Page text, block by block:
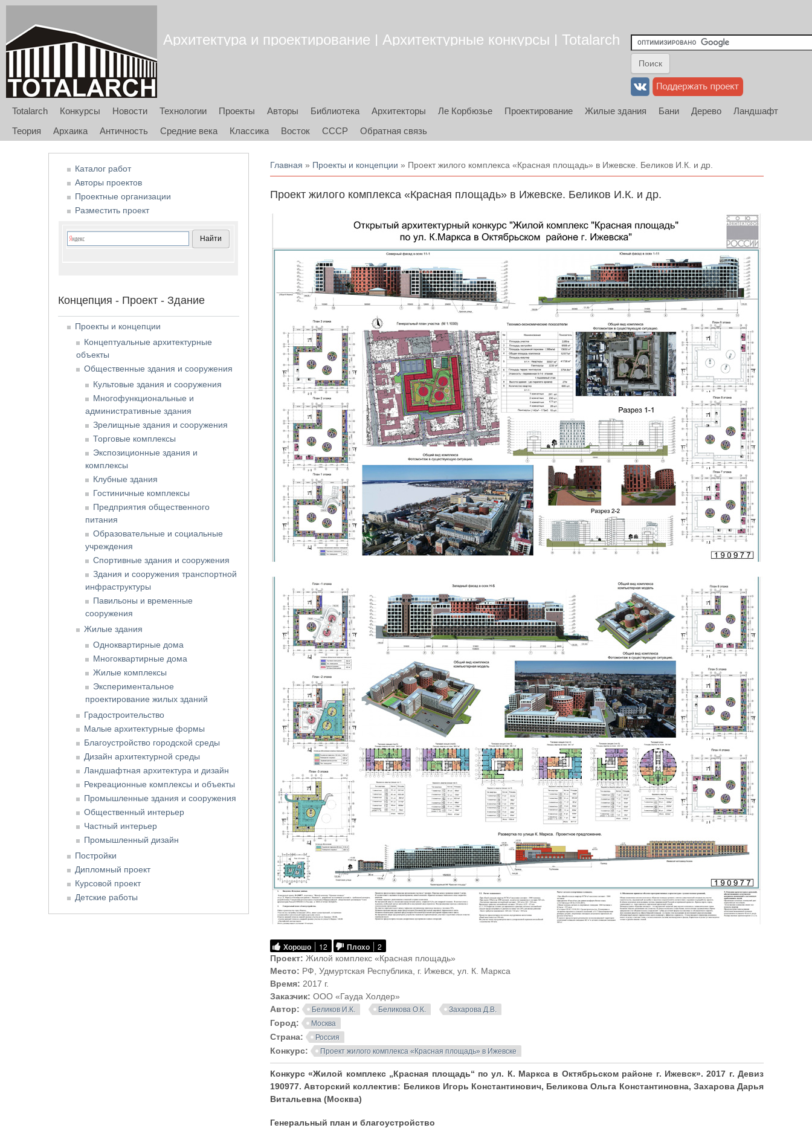
Архитектура и проектирование | Архитектурные конкурсы | Totalarch
Totalarch Конкурсы Новости Технологии Проекты Авторы Библиотека Архитекторы Ле Корбюзье Проектирование Жилые здания Бани Дерево
Ландшафт
Теория
Архаика Античность Средние века Классика Восток СССР Обратная связь
Вы здесь
Главная » Проекты и концепции » Проект жилого комплекса «Красная площадь» в Ижевске. Беликов И.К. и др.
Проект жилого комплекса «Красная площадь» в Ижевске. Беликов И.К. и др.
Хорошо 12 Плохо 2
Проект:Жилой комплекс «Красная площадь»
Место: РФ, Удмуртская Республика, г. Ижевск, ул. К. Маркса
Время: 2017 г.
Заказчик:ООО «Гауда Холдер»
Автор:
Беликов И.К. Беликова О.К. Захарова Д.В.
Город: Москва
Страна: Россия
Конкурс: Проект жилого комплекса «Красная площадь» в Ижевске
Конкурс «Жилой комплекс „Красная площадь“ по ул. К. Маркса в Октябрьском районе г. Ижевск». 2017 г. Девиз
190977. Авторский коллектив: Беликов Игорь Константинович, Беликова Ольга Константиновна, Захарова Дарья
Витальевна (Москва)
Генеральный план и благоустройство
Каталог работ
Авторы проектов
Проектные организации
Разместить проект
Концепция - Проект - Здание
Проекты и концепции
Концептуальные архитектурные
объекты
Общественные здания и сооружения
Культовые здания и сооружения
Многофункциональные и
административные здания
Зрелищные здания и сооружения
Торговые комплексы
Экспозиционные здания и
комплексы
Клубные здания
Гостиничные комплексы
Предприятия общественного
питания
Образовательные и социальные
учреждения
Спортивные здания и сооружения
Здания и сооружения транспортной
инфраструктуры
Павильоны и временные
сооружения
Жилые здания
Одноквартирные дома
Многоквартирные дома
Жилые комплексы
Экспериментальное
проектирование жилых зданий
Градостроительство
Малые архитектурные формы
Благоустройство городской среды
Дизайн архитектурной среды
Ландшафтная архитектура и дизайн
Рекреационные комплексы и объекты
Промышленные здания и сооружения
Общественный интерьер
Частный интерьер
Промышленный дизайн
Постройки
Дипломный проект
Курсовой проект
Детские работы